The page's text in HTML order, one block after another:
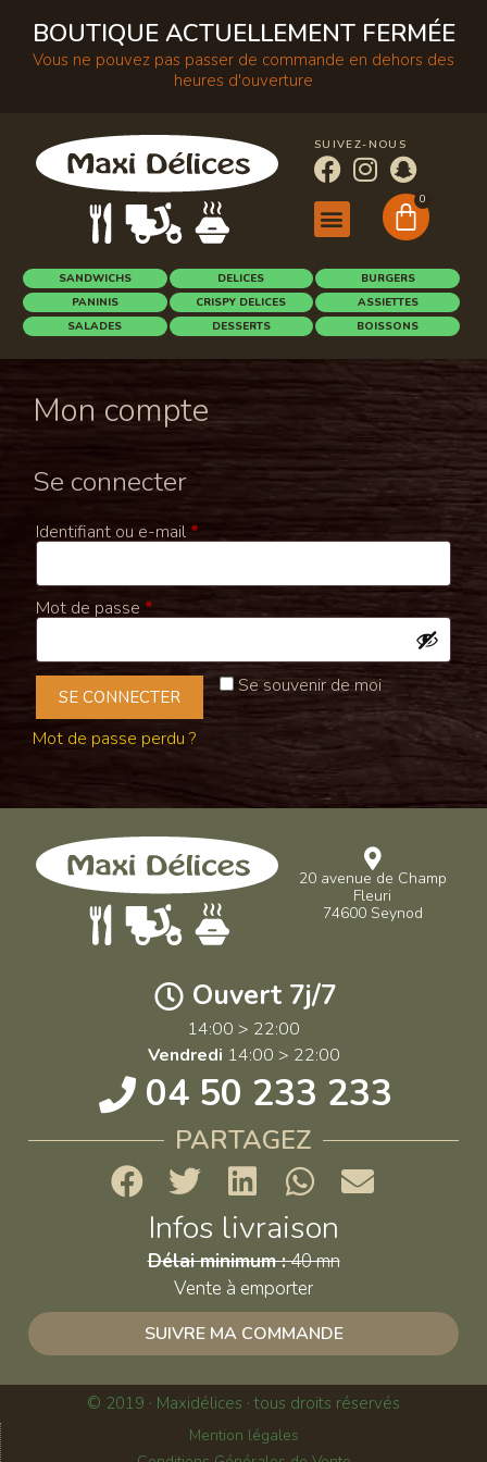
BOUTIQUE ACTUELLEMENT FERMÉE
Vous ne pouvez pas passer de commande en dehors des
heures d'ouverture
SUIVEZ-NOUS
0
SANDWICHS
PANINIS
SALADES
DELICES
CRISPY DELICES
DESSERTS
BURGERS
ASSIETTES
BOISSONS
Mon compte
Se connecter
Identifiant ou e-mail*
Mot de passe *
Se souvenir de moi
SE CONNECTER
Mot de passe perdu ?
20 avenue de Champ
Fleuri
74600 Seynod
Ouvert 7j/7
14:00 > 22:00
Vendredi 14:00 > 22:00
04 50 233 233
PARTAGEZ
Infos livraison
Délai minimum :40 mn
Vente à emporter
SUIVRE MA COMMANDE
© 2019 · Maxidélices · tous droits réservés
Mention légales